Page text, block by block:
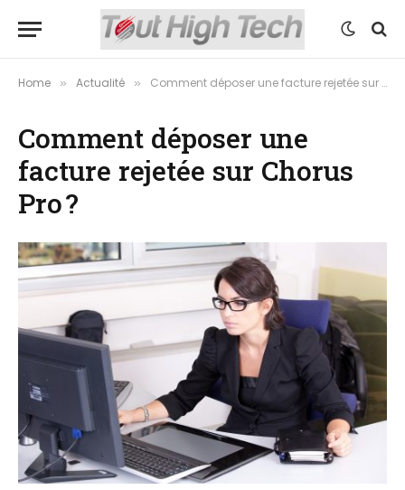
Home » Actualité » Comment déposer une facture rejetée sur Chorus Pro ?
Comment déposer une
facture rejetée sur Chorus
Pro ?